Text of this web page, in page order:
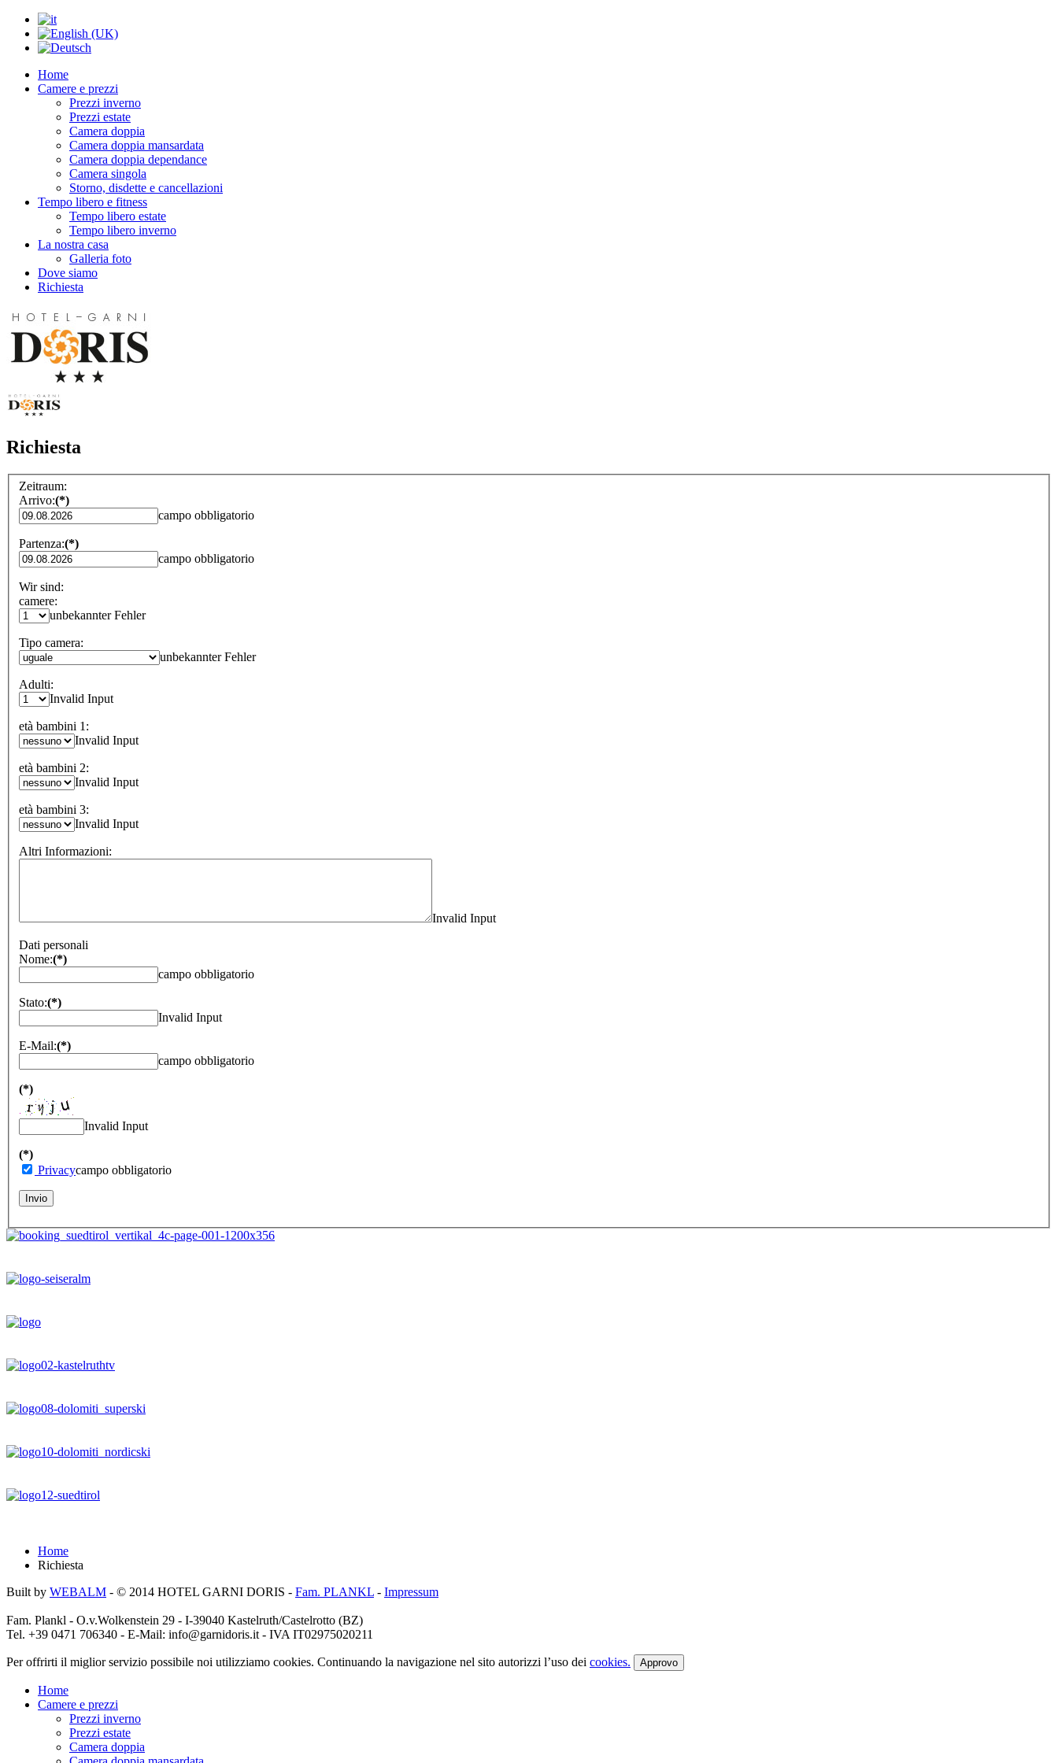
Home
Camere e prezzi
Prezzi inverno
Prezzi estate
Camera doppia
Camera doppia mansardata
Camera doppia dependance
Camera singola
Storno, disdette e cancellazioni
Tempo libero e fitness
Tempo libero estate
Tempo libero inverno
La nostra casa
Galleria foto
Dove siamo
Richiesta
Richiesta
Zeitraum:
Arrivo:(*)
campo obbligatorio
Partenza:(*)
campo obbligatorio
Wir sind:
camere:
unbekannter Fehler
Tipo camera:
unbekannter Fehler
Adulti:
Invalid Input
età bambini 1:
Invalid Input
età bambini 2:
Invalid Input
età bambini 3:
Invalid Input
Altri Informazioni:
Invalid Input
Dati personali
Nome:(*)
campo obbligatorio
Stato:(*)
Invalid Input
E-Mail:(*)
campo obbligatorio
(*)
Invalid Input
(*)
Privacycampo obbligatorio
Invio
Home
Richiesta
Built by WEBALM - © 2014 HOTEL GARNI DORIS - Fam. PLANKL - Impressum
Fam. Plankl - O.v.Wolkenstein 29 - I-39040 Kastelruth/Castelrotto (BZ)
Tel. +39 0471 706340 - E-Mail: info@garnidoris.it - IVA IT02975020211
Per offrirti il miglior servizio possibile noi utilizziamo cookies. Continuando la navigazione nel sito autorizzi l’uso dei cookies. Approvo
Home
Camere e prezzi
Prezzi inverno
Prezzi estate
Camera doppia